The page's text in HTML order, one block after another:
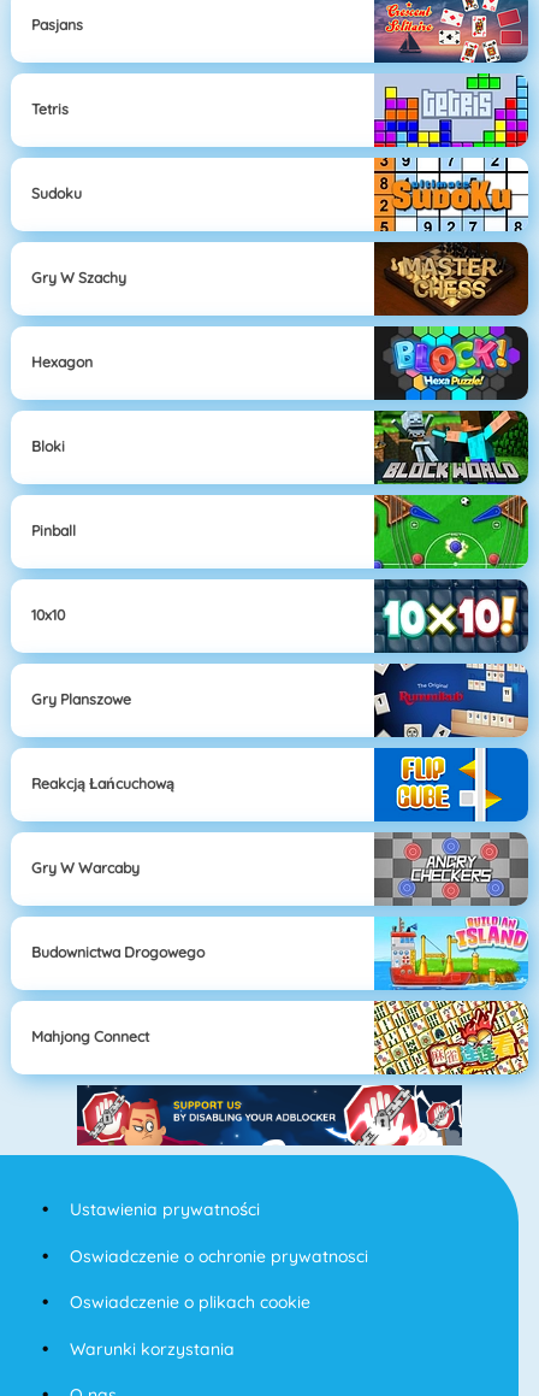
Pasjans
Tetris
Sudoku
Gry W Szachy
Hexagon
Bloki
Pinball
10x10
Gry Planszowe
Reakcją Łańcuchową
Gry W Warcaby
Budownictwa Drogowego
Mahjong Connect
Ustawienia prywatności
Oswiadczenie o ochronie prywatnosci
Oswiadczenie o plikach cookie
Warunki korzystania